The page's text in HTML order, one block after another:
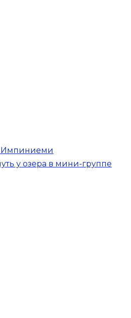
Импиниеми
у озера в мини-группе